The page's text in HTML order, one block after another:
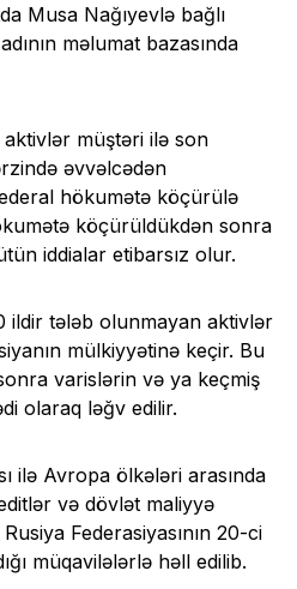
Musa Nağıyevlə bağlı
məlumat bazasında
müştəri ilə son
əvvəlcədən
hökumətə köçürülə
köçürüldükdən sonra
iddialar etibarsız olur.
ildir tələb olunmayan aktivlər
mülkiyyətinə keçir. Bu
varislərin və ya keçmiş
olaraq ləğv edilir.
ilə Avropa ölkələri arasında
və dövlət maliyyə
Federasiyasının 20-ci
müqavilələrlə həll edilib.